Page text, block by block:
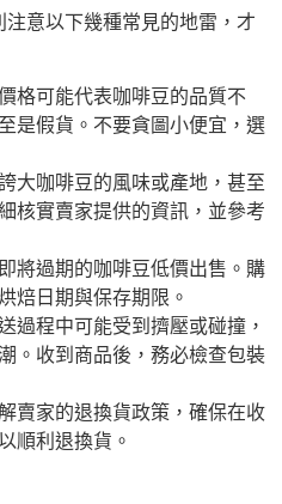
意以下幾種常見的地雷，才
格可能代表咖啡豆的品質不
是假貨。不要貪圖小便宜，選
大咖啡豆的風味或產地，甚至
核實賣家提供的資訊，並參考
將過期的咖啡豆低價出售。購
焙日期與保存期限。
過程中可能受到擠壓或碰撞，
。收到商品後，務必檢查包裝
賣家的退換貨政策，確保在收
順利退換貨。